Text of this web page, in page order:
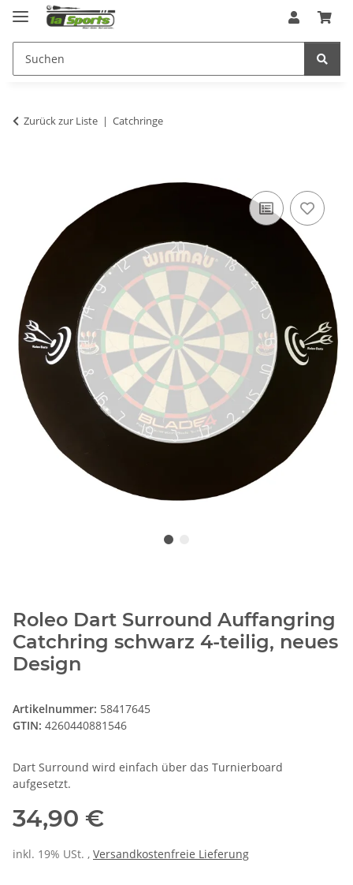
Zurück zur Liste Catchringe
Roleo Dart Surround Auffangring
Catchring schwarz 4-teilig, neues
Design
Artikelnummer: 58417645
GTIN: 4260440881546
Dart Surround wird einfach über das Turnierboard
aufgesetzt.
34,90 €
inkl. 19% USt. , Versandkostenfreie Lieferung